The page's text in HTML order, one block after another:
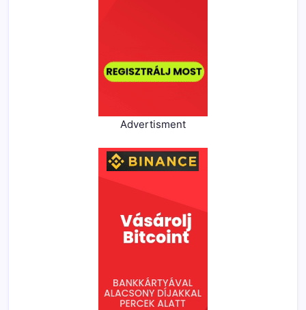
Advertisment